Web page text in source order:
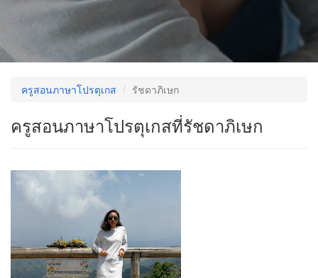
ครูสอนภาษาโปรตุเกส รัชดาภิเษก
ครูสอนภาษาโปรตุเกสที่รัชดาภิเษก